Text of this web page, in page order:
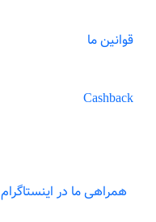
قوانین ما
Cashback
همراهی ما در اینستاگرام